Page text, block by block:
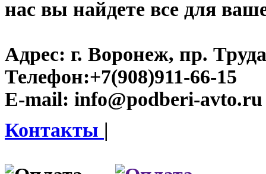
нас вы найдете все для
Адрес: г. Воронеж, пр.
Телефон:+7(908)911-66-15
E-mail: info@podberi-avto.ru
Контакты |